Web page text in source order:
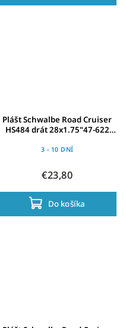
Plášt Schwalbe Road Cruiser
HS484 drát 28x1.75"47-622
3 - 10 DNÍ
€23,80
Do košíka